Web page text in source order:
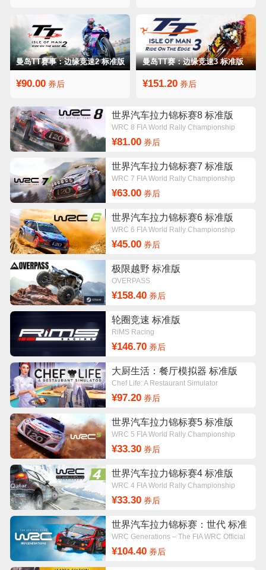
曼岛TT赛事：边缘竞速2 标准版
¥90.00券后
曼岛TT赛：边缘竞速3 标准版
¥151.20券后
世界汽车拉力锦标赛8 标准版
WRC 8 FIA World Rally Championship
¥81.00券后
世界汽车拉力锦标赛7 标准版
WRC 7 FIA World Rally Championship
¥63.00券后
世界汽车拉力锦标赛6 标准版
WRC 6 FIA World Rally Championship
¥45.00券后
极限越野 标准版
OVERPASS
¥158.40券后
轮圈竞速 标准版
RiMS Racing
¥146.70券后
大厨生活：餐厅模拟器 标准版
Chef Life: A Restaurant Simulator
¥97.20券后
世界汽车拉力锦标赛5 标准版
WRC 5 FIA World Rally Championship
¥33.30券后
世界汽车拉力锦标赛4 标准版
WRC 4 FIA World Rally Championship
¥33.30券后
世界汽车拉力锦标赛：世代 标准
版
WRC Generations – The FIA WRC Official
¥104.40券后